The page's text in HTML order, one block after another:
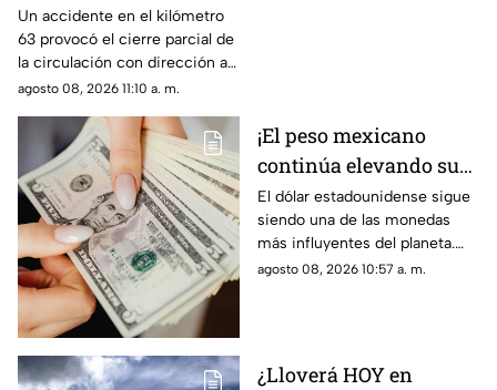
camioneta provoca
cierre parcial en la
México-Cuernavaca
Un accidente en el kilómetro
63 provocó el cierre parcial de
la circulación con dirección a
la Ciudad de México.
agosto 08, 2026 11:10 a. m.
¡El peso mexicano
continúa elevando su
valor! Descubre cuánto
cuesta el dólar en
Morelos HOY
El dólar estadounidense sigue
siendo una de las monedas
más influyentes del planeta.
Este es el precio que tiene en
agosto 08, 2026 10:57 a. m.
¿Lloverá HOY en